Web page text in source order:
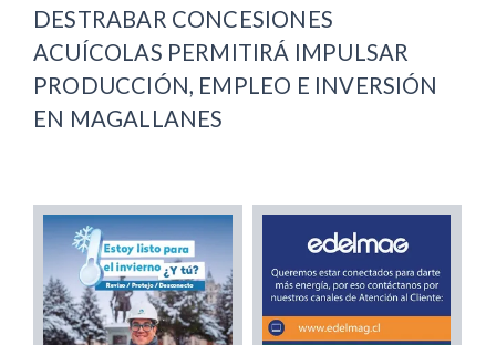
DESTRABAR CONCESIONES
ACUÍCOLAS PERMITIRÁ IMPULSAR
PRODUCCIÓN, EMPLEO E INVERSIÓN
EN MAGALLANES